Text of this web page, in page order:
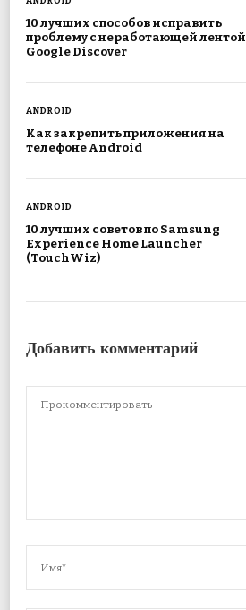
10 лучших способов исправить
проблему с неработающей лентой
Google Discover
ANDROID
Как закрепить приложения на
телефоне Android
ANDROID
10 лучших советов по Samsung
Experience Home Launcher
(TouchWiz)
Добавить комментарий